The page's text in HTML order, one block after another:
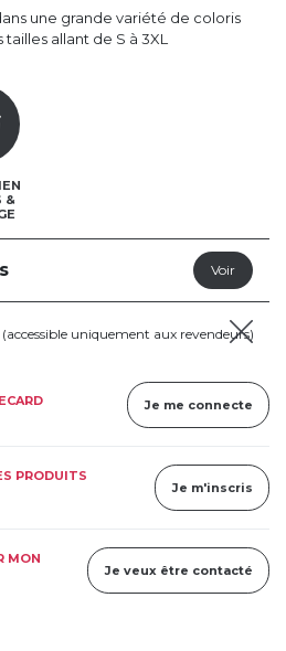
une grande variété de coloris
allant de S à 3XL
&
(accessible uniquement aux revendeurs)
Je me connecte
PRODUITS
Je m'inscris
MON
Je veux être contacté